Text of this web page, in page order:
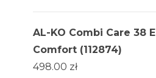
AL-KO Combi Care 38 E
Comfort (112874)
498.00 zł